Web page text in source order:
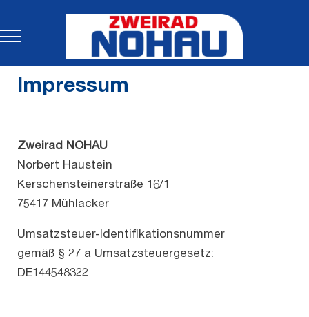
Mobile Menu Toggle
Impressum
Zweirad NOHAU
Norbert Haustein
Kerschensteinerstraße 16/1
75417 Mühlacker
Umsatzsteuer-Identifikationsnummer
gemäß § 27 a Umsatzsteuergesetz:
DE144548322